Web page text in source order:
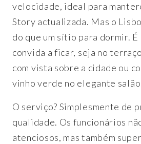
velocidade, ideal para
Story actualizada. Mas o
do que um sítio para dormir.
convida a ficar, seja no
com vista sobre a cidade ou
vinho verde no elegante
O serviço? Simplesmente de
qualidade. Os funcionários
atenciosos, mas também